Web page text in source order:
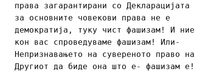
права загарантирани со Декларацијата
за основните човекови права не е
демократија, туку чист фашизам! И ние
кон вас спроведуваме фашизам! Или-
Непризнавањето на сувереното право на
Другиот да биде она што е- фашизам е!